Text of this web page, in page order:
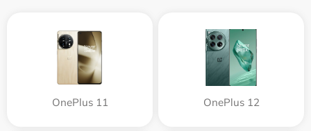
OnePlus 11 OnePlus 12